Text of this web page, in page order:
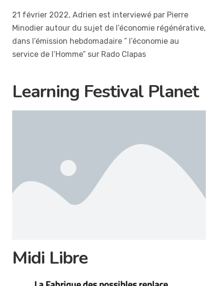
21 février 2022, Adrien est interviewé par Pierre
Minodier autour du sujet de l’économie régénérative,
dans l’émission hebdomadaire ” l’économie au
service de l’Homme” sur Rado Clapas
Learning Festival Planet
Midi Libre